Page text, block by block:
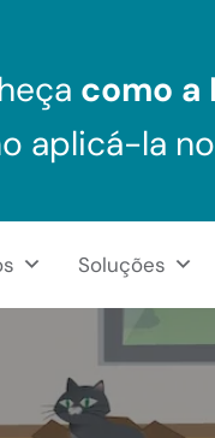
como a
aplicá-la
Brasil
estimulação cognitiva
Soluções